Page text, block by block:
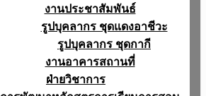
งานประชาสัมพันธ์
รูปบุคลากร ชุดแดงอาชีวะ
รูปบุคลากร ชุดกากี
งานอาคารสถานที่
ฝ่ายวิชาการ